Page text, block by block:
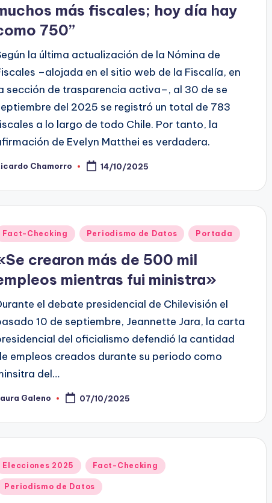
más fiscales; hoy día hay
750”
la última actualización de la Nómina de
–alojada en el sitio web de la Fiscalía, en
sección de trasparencia activa–, al 30 de se
del 2025 se registró un total de 783
a lo largo de todo Chile. Por tanto, la
de Evelyn Matthei es verdadera.
Chamorro 14/10/2025
Fact-Checking Periodismo de Datos Portada
crearon más de 500 mil
mientras fui ministra»
el debate presidencial de Chilevisión el
10 de septiembre, Jeannette Jara, la carta
del oficialismo defendió la cantidad
empleos creados durante su periodo como
del…
Galeno 07/10/2025
Elecciones 2025 Fact-Checking
Periodismo de Datos